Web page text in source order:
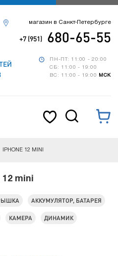
ПН-ПТ: 11:00 - 20:00
СБ: 11:00 - 19:00
ВС: 11:00 - 19:00
МСК
магазин в Санкт-Петербурге
+7 (951) 680-65-55
IPHONE 12 MINI
mini
АККУМУЛЯТОР, БАТАРЕЯ
КАМЕРА ДИНАМИК